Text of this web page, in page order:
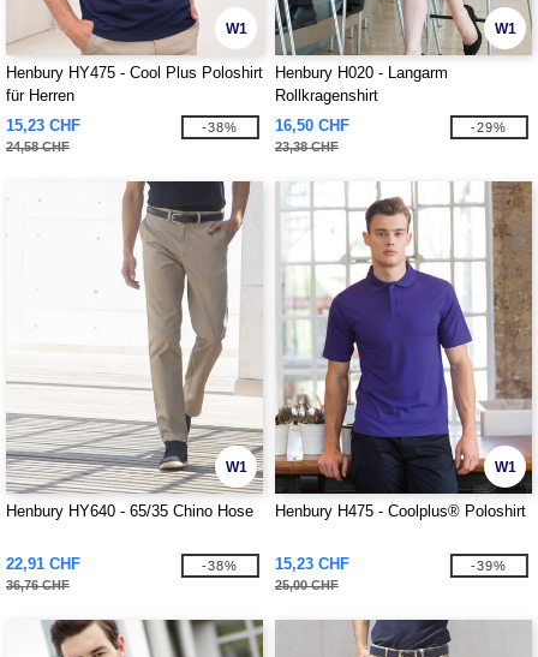
W1
Henbury HY475 - Cool Plus Poloshirt
für Herren
15,23 CHF
24,58 CHF
-38%
W1
Henbury H020 - Langarm
Rollkragenshirt
16,50 CHF
23,38 CHF
-29%
W1
Henbury HY640 - 65/35 Chino Hose
22,91 CHF
36,76 CHF
-38%
W1
Henbury H475 - Coolplus® Poloshirt
15,23 CHF
25,00 CHF
-39%